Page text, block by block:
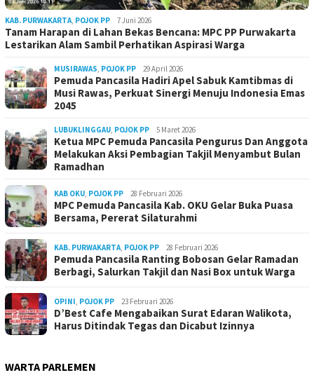
KAB. PURWAKARTA, POJOK PP 7 Juni 2026
Tanam Harapan di Lahan Bekas Bencana: MPC PP Purwakarta
Lestarikan Alam Sambil Perhatikan Aspirasi Warga
MUSIRAWAS, POJOK PP 29 April 2026
Pemuda Pancasila Hadiri Apel Sabuk Kamtibmas di
Musi Rawas, Perkuat Sinergi Menuju Indonesia Emas
2045
LUBUKLINGGAU, POJOK PP 5 Maret 2026
Ketua MPC Pemuda Pancasila Pengurus Dan Anggota
Melakukan Aksi Pembagian Takjil Menyambut Bulan
Ramadhan
KAB OKU, POJOK PP 28 Februari 2026
MPC Pemuda Pancasila Kab. OKU Gelar Buka Puasa
Bersama, Pererat Silaturahmi
KAB. PURWAKARTA, POJOK PP 28 Februari 2026
Pemuda Pancasila Ranting Bobosan Gelar Ramadan
Berbagi, Salurkan Takjil dan Nasi Box untuk Warga
OPINI, POJOK PP 23 Februari 2026
D’Best Cafe Mengabaikan Surat Edaran Walikota,
Harus Ditindak Tegas dan Dicabut Izinnya
WARTA PARLEMEN